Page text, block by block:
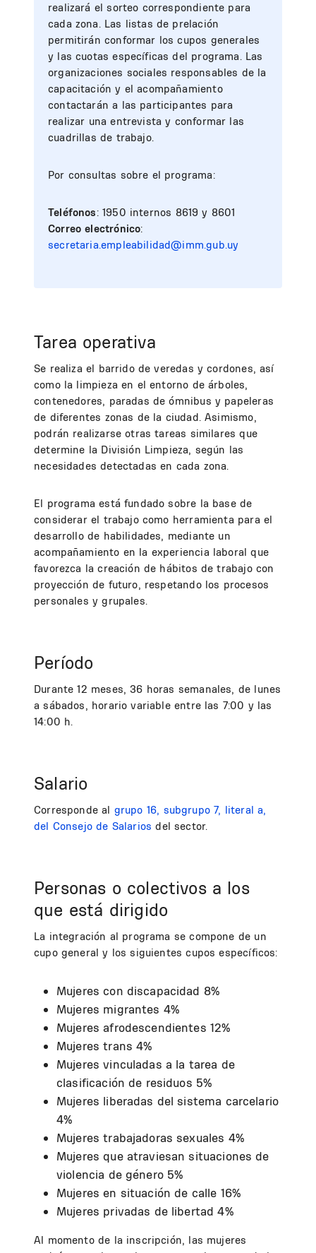
realizará el sorteo correspondiente para
cada zona. Las listas de prelación
permitirán conformar los cupos generales
y las cuotas específicas del programa. Las
organizaciones sociales responsables de la
capacitación y el acompañamiento
contactarán a las participantes para
realizar una entrevista y conformar las
cuadrillas de trabajo.
Por consultas sobre el programa:
Teléfonos: 1950 internos 8619 y 8601
Correo electrónico:
secretaria.empleabilidad@imm.gub.uy
Tarea operativa
Se realiza el barrido de veredas y cordones, así
como la limpieza en el entorno de árboles,
contenedores, paradas de ómnibus y papeleras
de diferentes zonas de la ciudad. Asimismo,
podrán realizarse otras tareas similares que
determine la División Limpieza, según las
necesidades detectadas en cada zona.
El programa está fundado sobre la base de
considerar el trabajo como herramienta para el
desarrollo de habilidades, mediante un
acompañamiento en la experiencia laboral que
favorezca la creación de hábitos de trabajo con
proyección de futuro, respetando los procesos
personales y grupales.
Período
Durante 12 meses, 36 horas semanales, de lunes
a sábados, horario variable entre las 7:00 y las
14:00 h.
Salario
Corresponde al grupo 16, subgrupo 7, literal a,
del Consejo de Salarios del sector.
Personas o colectivos a los
que está dirigido
La integración al programa se compone de un
cupo general y los siguientes cupos específicos:
Mujeres con discapacidad 8%
Mujeres migrantes 4%
Mujeres afrodescendientes 12%
Mujeres trans 4%
Mujeres vinculadas a la tarea de
clasificación de residuos 5%
Mujeres liberadas del sistema carcelario
4%
Mujeres trabajadoras sexuales 4%
Mujeres que atraviesan situaciones de
violencia de género 5%
Mujeres en situación de calle 16%
Mujeres privadas de libertad 4%
Al momento de la inscripción, las mujeres